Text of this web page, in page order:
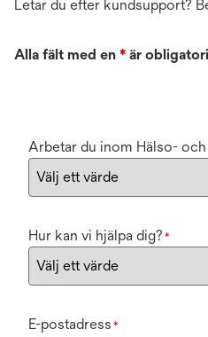
Letar du efter kundsupport?
Alla fält med en * är
Arbetar du inom Hälso-
Hur kan vi hjälpa dig? *
E-postadress *